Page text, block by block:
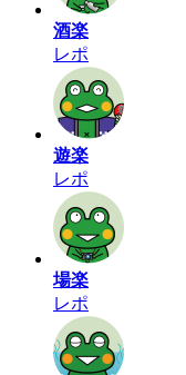
酒楽
レポ
遊楽
レポ
場楽
レポ